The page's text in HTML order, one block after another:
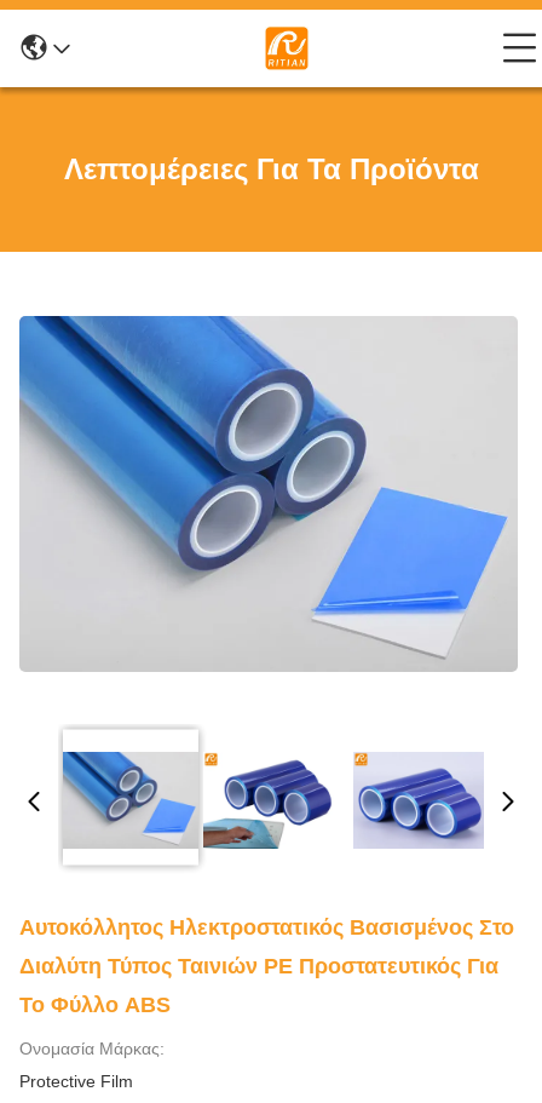
Λεπτομέρειες Για Τα Προϊόντα
Αυτοκόλλητος Ηλεκτροστατικός Βασισμένος Στο
Διαλύτη Τύπος Ταινιών PE Προστατευτικός Για
Το Φύλλο ABS
Ονομασία Μάρκας:
Protective Film